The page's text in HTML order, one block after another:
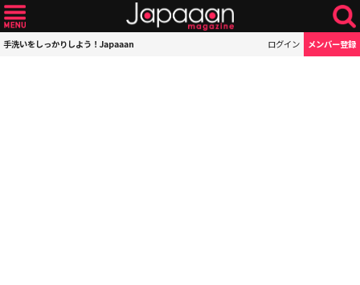
手洗いをしっかりしよう！Japaaan ログイン メンバー登録